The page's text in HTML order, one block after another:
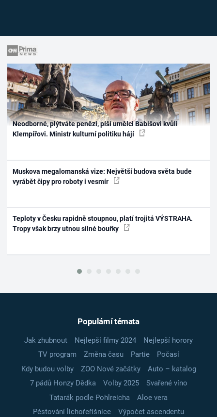
Neodborné, plýtváte penězi, píší umělci Babišovi kvůli
Klempířovi. Ministr kulturní politiku hájí
Muskova megalomanská vize: Největší budova světa bude
vyrábět čipy pro roboty i vesmír
Teploty v Česku rapidně stoupnou, platí trojitá VÝSTRAHA.
Tropy však brzy utnou silné bouřky
Populární témata
Jak zhubnout Nejlepší filmy 2024
Nejlepší horory
TV program
Změna času Partie
Počasí
Kdy budou volby
ZOO Nové začátky
Auto – katalog
7 pádů Honzy Dědka
Volby 2025
Svařené víno
Tatarák podle Pohlreicha
Aloe vera
Pěstování lichořeřišnice
Výpočet ascendentu